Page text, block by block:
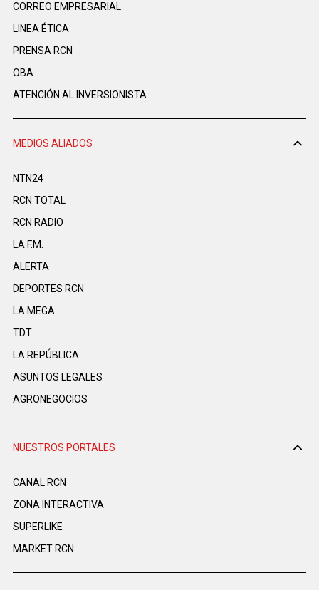
CORREO EMPRESARIAL
LINEA ÉTICA
PRENSA RCN
OBA
ATENCIÓN AL INVERSIONISTA
MEDIOS ALIADOS
NTN24
RCN TOTAL
RCN RADIO
LA F.M.
ALERTA
DEPORTES RCN
LA MEGA
TDT
LA REPÚBLICA
ASUNTOS LEGALES
AGRONEGOCIOS
NUESTROS PORTALES
CANAL RCN
ZONA INTERACTIVA
SUPERLIKE
MARKET RCN